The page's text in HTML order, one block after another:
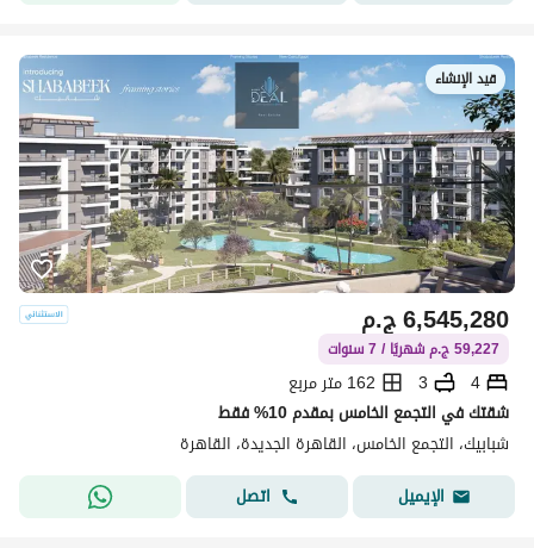
قيد الإنشاء
ج.م6,545,280
59,227 ج.م شهريًا / 7 سنوات
4
3
162 متر مربع
شقتك في التجمع الخامس بمقدم 10% فقط
شبابيك، التجمع الخامس، القاهرة الجديدة، القاهرة
الإيميل
اتصل